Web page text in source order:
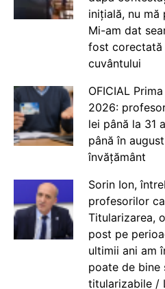
inițială, nu mă
Mi-am dat
fost corectată
cuvântului
OFICIAL
2026:
lei până la 31
până în
învățământ
Sorin Ion,
profesorilor
Titularizarea,
post pe
ultimii ani am
poate de bine
titularizabile /